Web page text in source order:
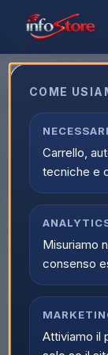
COME
NECESSARI
Carrello,
tecniche e
Misuriamo
consenso
Attiviamo il
Home
SUPERIOR
prodotti
SUPERIOR
ANTENNE TV
Superior
Amplificata
DVB-2 IPX4
Scopri il
SUPERIOR